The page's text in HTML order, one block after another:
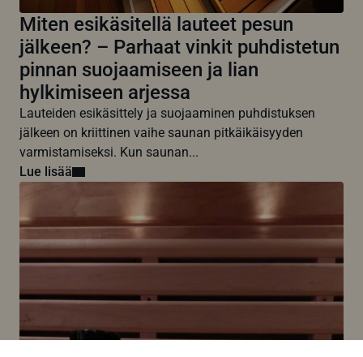
Miten esikäsitellä lauteet pesun
jälkeen? – Parhaat vinkit puhdistetun
pinnan suojaamiseen ja lian
hylkimiseen arjessa
Lauteiden esikäsittely ja suojaaminen puhdistuksen
jälkeen on kriittinen vaihe saunan pitkäikäisyyden
varmistamiseksi. Kun saunan...
Lue lisää